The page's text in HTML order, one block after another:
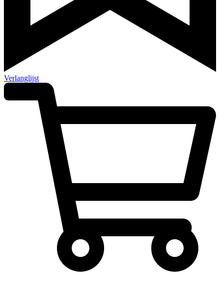
Verlanglijst